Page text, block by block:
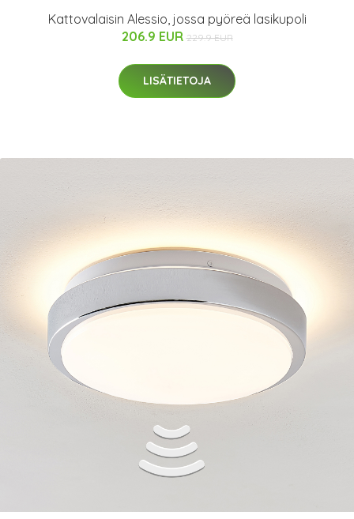
Kattovalaisin Alessio, jossa pyöreä lasikupoli
206.9 EUR 229.9 EUR
LISÄTIETOJA